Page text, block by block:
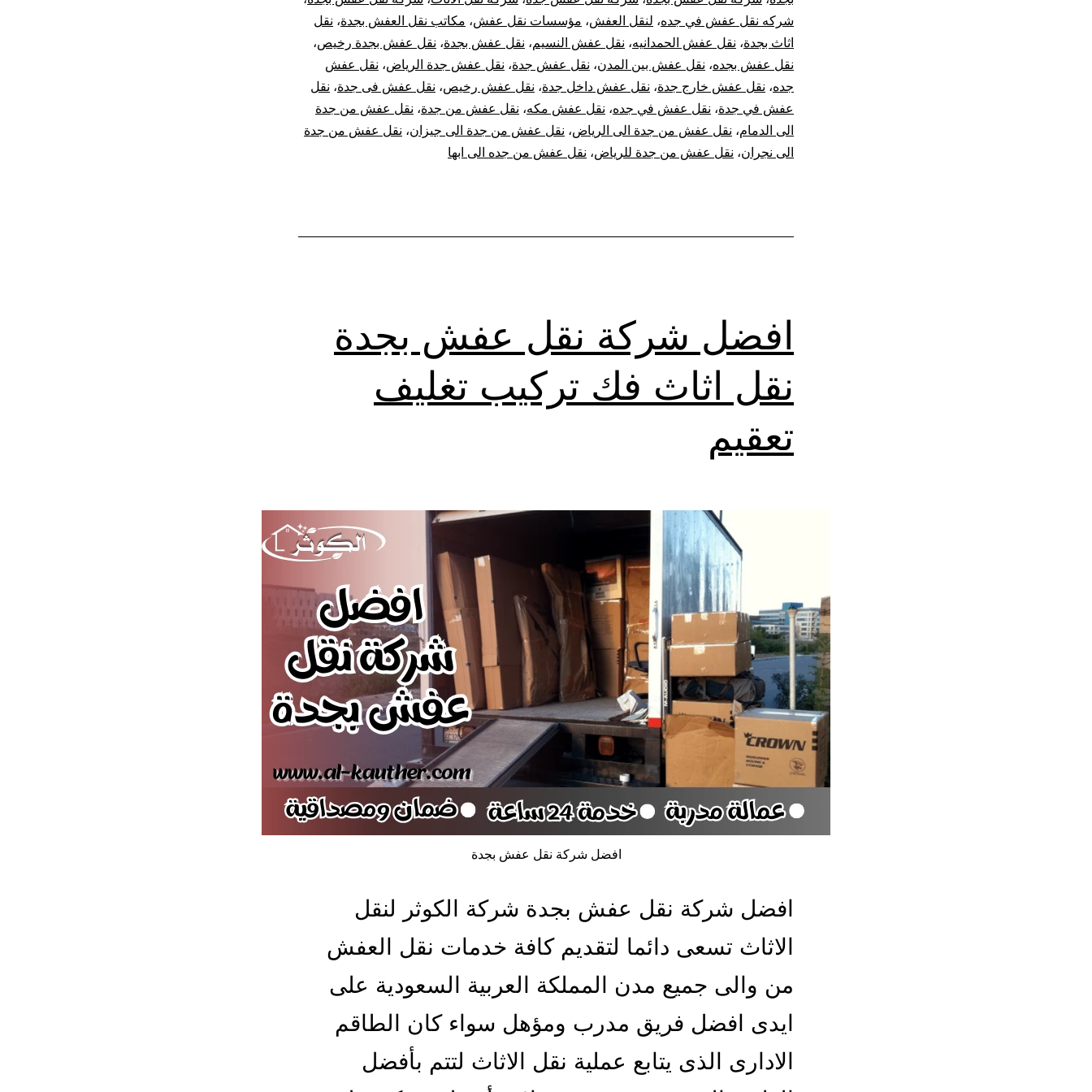
شركه نقل عفش في جده، لنقل العفش، مؤسسات نقل عفش، مكاتب نقل العفش بجدة، نقل
اثاث بجدة، نقل عفش الحمدانيه، نقل عفش النسيم، نقل عفش بجدة، نقل عفش بجدة رخيص،
نقل عفش بجده، نقل عفش بين المدن، نقل عفش جدة، نقل عفش جدة الرياض، نقل عفش
جده، نقل عفش خارج جدة، نقل عفش داخل جدة، نقل عفش رخيص، نقل عفش فى جدة، نقل
عفش في جدة، نقل عفش في جده، نقل عفش مكه، نقل عفش من جدة، نقل عفش من جدة
الى الدمام، نقل عفش من جدة الى الرياض، نقل عفش من جدة الى جيزان، نقل عفش من جدة
الى نجران، نقل عفش من جدة للرياض، نقل عفش من جده الى ابها
افضل شركة نقل عفش بجدة
نقل اثاث فك تركيب تغليف
تعقيم
افضل شركة نقل عفش بجدة
افضل شركة نقل عفش بجدة شركة الكوثر لنقل
الاثاث تسعى دائما لتقديم كافة خدمات نقل العفش
من والى جميع مدن المملكة العربية السعودية على
ايدى افضل فريق مدرب ومؤهل سواء كان الطاقم
الادارى الذى يتابع عملية نقل الاثاث لتتم بأفضل